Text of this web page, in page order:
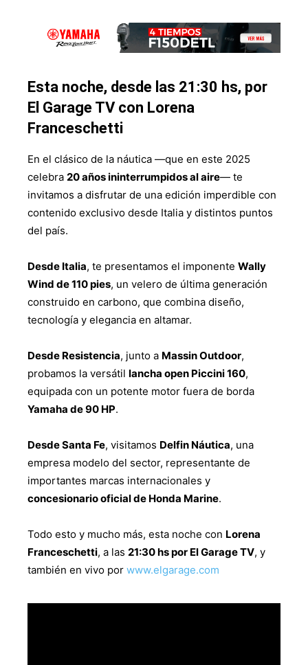
Esta noche, desde las 21:30 hs, por
El Garage TV con Lorena
Franceschetti
En el clásico de la náutica —que en este 2025
celebra 20 años ininterrumpidos al aire— te
invitamos a disfrutar de una edición imperdible con
contenido exclusivo desde Italia y distintos puntos
del país.
Desde Italia, te presentamos el imponente Wally
Wind de 110 pies, un velero de última generación
construido en carbono, que combina diseño,
tecnología y elegancia en altamar.
Desde Resistencia, junto a Massin Outdoor,
probamos la versátil lancha open Piccini 160,
equipada con un potente motor fuera de borda
Yamaha de 90 HP.
Desde Santa Fe, visitamos Delfin Náutica, una
empresa modelo del sector, representante de
importantes marcas internacionales y
concesionario oficial de Honda Marine.
Todo esto y mucho más, esta noche con Lorena
Franceschetti, a las 21:30 hs por El Garage TV, y
también en vivo por www.elgarage.com